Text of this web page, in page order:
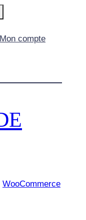
Mon compte
WooCommerce